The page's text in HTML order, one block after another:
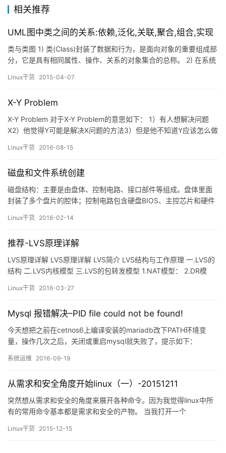
相关推荐
UML图中类之间的关系:依赖,泛化,关联,聚合,组合,实现
类与类图 1) 类(Class)封装了数据和行为，是面向对象的重要组成部
分，它是具有相同属性、操作、关系的对象集合的总称。 2) 在系统
完成什么样的功能，要承担什么样的义务。一个类可以有多种职
责分解成为类的属性和操作（即方法）。 3) 类的属性…
Linux干货 2015-04-07
X-Y Problem
X-Y Problem 对于X-Y Problem的意思如下： 1）有人想解决问题
X2）他觉得Y可能是解决X问题的方法3）但是他不知道Y应该怎么做
题X，而是去问解决方案Y应该怎么去实现和操作。于是乎： 1）热
案有点怪异。2）在经过大量地讨…
Linux干货 2016-08-15
磁盘和文件系统创建
磁盘结构：主要是由盘体、控制电路、接口部件等组成。盘体里面
封装了多个盘片的腔体；控制电路包含硬盘BIOS、主控芯片和硬件
数据时，主轴电机带动盘片旋转，副轴电机带动磁头臂将磁头放到
据。(图1-1) 磁道（track）：每个盘面被划分成了多个同心圆环…
Linux干货 2016-02-14
推荐-LVS原理详解
LVS原理详解 LVS原理详解 LVS简介 LVS结构与工作原理 一.LVS的
结构 二.LVS内核模型 三.LVS的包转发模型 1.NAT模型： 2.DR模
态两类。 1.静态算法（4种）：只根据算法进行调度 而不考虑后端
器…
Linux干货 2016-03-27
Mysql 报错解决–PID file could not be found!
今天想把之前在cetnos6上编译安装的mariadb改下PATH环境变
量，操作几次之后，关闭或重启mysql就失败了，提示如下：
MySQL server PID file could not&nb…
系统运维 2016-09-19
从需求和安全角度开始linux（一）-20151211
突然想从需求和安全的角度来展开各种命令。因为我觉得linux中所
有的常用命令基本都是需求和安全的产物。 当我打开一个
希望能够看到里面有什么，因此有了ls的命令。 ls – list&nbs…
Linux干货 2015-12-15